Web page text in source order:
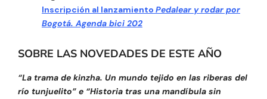
Inscripción al lanzamiento Pedalear y rodar por
Bogotá. Agenda bici 202
SOBRE LAS NOVEDADES DE ESTE AÑO
“La trama de kinzha. Un mundo tejido en las riberas del
río tunjuelito” e “Historia tras una mandíbula sin